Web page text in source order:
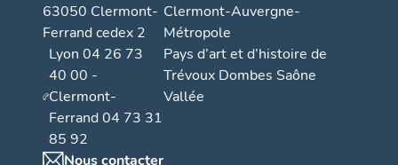
63050 Clermont-
Ferrand cedex 2
Lyon 04 26 73
40 00 -
Clermont-
Ferrand 04 73 31
85 92
Nous contacter
Clermont-Auvergne-
Métropole
Pays d’art et d’histoire de
Trévoux Dombes Saône
Vallée